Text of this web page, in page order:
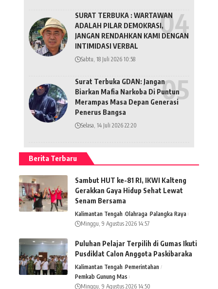
SURAT TERBUKA : WARTAWAN
ADALAH PILAR DEMOKRASI,
JANGAN RENDAHKAN KAMI DENGAN
INTIMIDASI VERBAL
Sabtu, 18 Juli 2026 10:58
Surat Terbuka GDAN: Jangan
Biarkan Mafia Narkoba Di Puntun
Merampas Masa Depan Generasi
Penerus Bangsa
Selasa, 14 Juli 2026 22:20
Berita Terbaru
Sambut HUT ke-81 RI, IKWI Kalteng
Gerakkan Gaya Hidup Sehat Lewat
Senam Bersama
Kalimantan Tengah Olahraga Palangka Raya
Minggu, 9 Agustus 2026 14:57
Puluhan Pelajar Terpilih di Gumas Ikuti
Pusdiklat Calon Anggota Paskibaraka
Kalimantan Tengah Pemerintahan
Pemkab Gunung Mas
Minggu, 9 Agustus 2026 14:50